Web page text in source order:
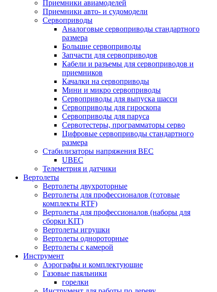
Приемники авиамоделей
Приемники авто- и судомодели
Сервоприводы
Аналоговые сервоприводы стандартного
размера
Большие сервоприводы
Запчасти для сервоприводов
Кабели и разъемы для сервоприводов и
приемников
Качалки на сервоприводы
Мини и микро сервоприводы
Сервоприводы для выпуска шасси
Сервоприводы для гироскопа
Сервоприводы для паруса
Сервотестеры, программаторы серво
Цифровые сервоприводы стандартного
размера
Стабилизаторы напряжения BEC
UBEC
Телеметрия и датчики
Вертолеты
Вертолеты двухроторные
Вертолеты для профессионалов (готовые
комплекты RTF)
Вертолеты для профессионалов (наборы для
сборки KIT)
Вертолеты игрушки
Вертолеты однороторные
Вертолеты с камерой
Инструмент
Аэрографы и комплектующие
Газовые паяльники
горелки